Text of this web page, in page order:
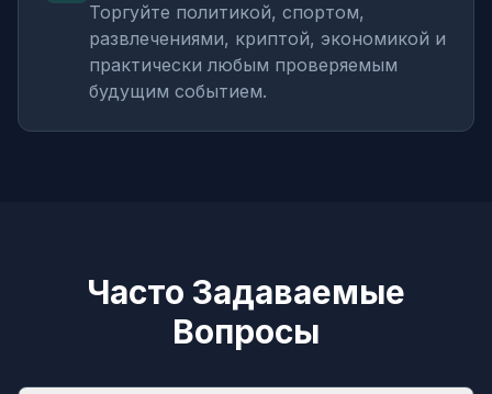
Торгуйте политикой, спортом,
развлечениями, криптой, экономикой и
практически любым проверяемым
будущим событием.
Часто Задаваемые
Вопросы